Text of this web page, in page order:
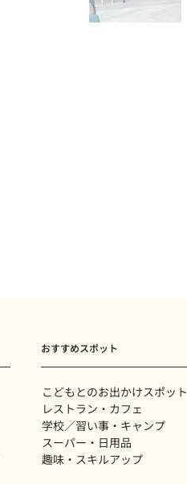
おすすめスポット
​こどもとのお出かけスポット
レストラン・カフェ
学校／習い事・キャンプ
スーパー・日用品
趣味・スキルアップ